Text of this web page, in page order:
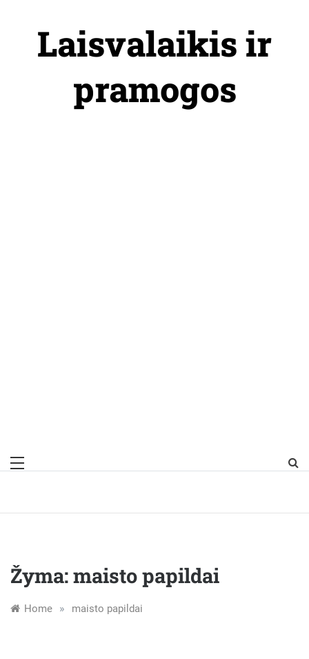
Laisvalaikis ir
pramogos
Žyma:maisto papildai
Home » maisto papildai